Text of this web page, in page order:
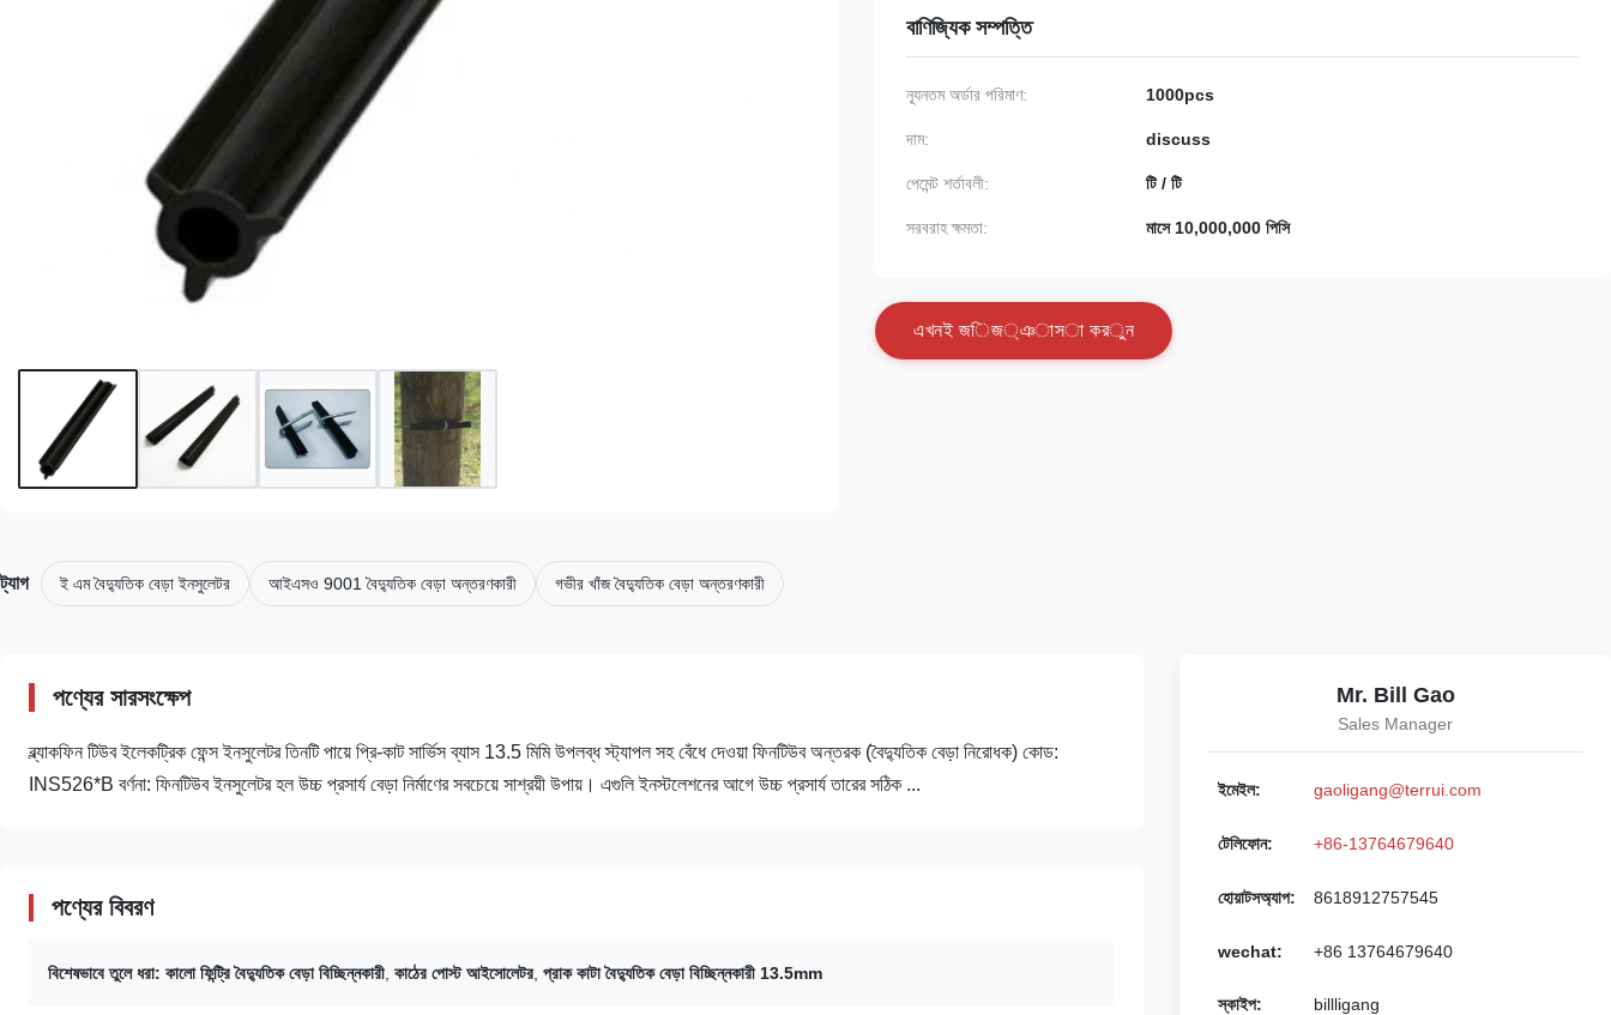
বাণিজ্যিক সম্পত্তি
ন্যূনতম অর্ডার পরিমাণ: 1000pcs
দাম: discuss
পেমেন্ট শর্তাবলী: টি / টি
সরবরাহ ক্ষমতা: মাসে 10,000,000 পিসি
এখনই জিজ্ঞাসা করুন
ট্যাগ ই এম বৈদ্যুতিক বেড়া ইনসুলেটর আইএসও 9001 বৈদ্যুতিক বেড়া অন্তরণকারী গভীর খাঁজ বৈদ্যুতিক বেড়া অন্তরণকারী
পণ্যের সারসংক্ষেপ
ব্ল্যাকফিন টিউব ইলেকট্রিক ফেন্স ইনসুলেটর তিনটি পায়ে প্রি-কাট সার্ভিস ব্যাস 13.5 মিমি উপলব্ধ স্ট্যাপল সহ বেঁধে দেওয়া ফিনটিউব অন্তরক (বৈদ্যুতিক বেড়া নিরোধক) কোড:
INS526*B বর্ণনা: ফিনটিউব ইনসুলেটর হল উচ্চ প্রসার্য বেড়া নির্মাণের সবচেয়ে সাশ্রয়ী উপায়। এগুলি ইনস্টলেশনের আগে উচ্চ প্রসার্য তারের সঠিক ...
পণ্যের বিবরণ
বিশেষভাবে তুলে ধরা: কালো ফিন্ট্রি বৈদ্যুতিক বেড়া বিচ্ছিন্নকারী কাঠের পোস্ট আইসোলেটর প্রাক কাটা বৈদ্যুতিক বেড়া বিচ্ছিন্নকারী 13.5mm
Mr. Bill Gao
Sales Manager
ইমেইল: gaoligang@terrui.com
টেলিফোন: +86-13764679640
হোয়াটসঅ্যাপ: 8618912757545
wechat: +86 13764679640
স্কাইপ: billligang